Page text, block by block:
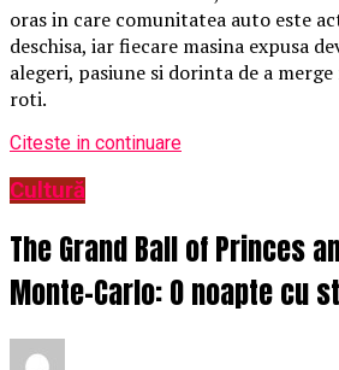
oras in care comunitatea auto este
deschisa, iar fiecare masina expusa
alegeri, pasiune si dorinta de a
roti.
Citeste in continuare
Cultură
The Grand Ball of Princes
Monte-Carlo: O noapte cu